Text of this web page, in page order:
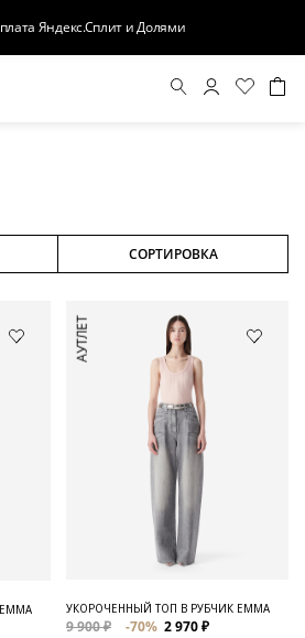
Яндекс.Сплит и Долями
Кожа
и Аксессуары
СОРТИРОВКА
АУТЛЕТ
УКОРОЧЕННЫЙ ТОП В РУБЧИК EMMA
9 900 ₽ -70% 2 970 ₽